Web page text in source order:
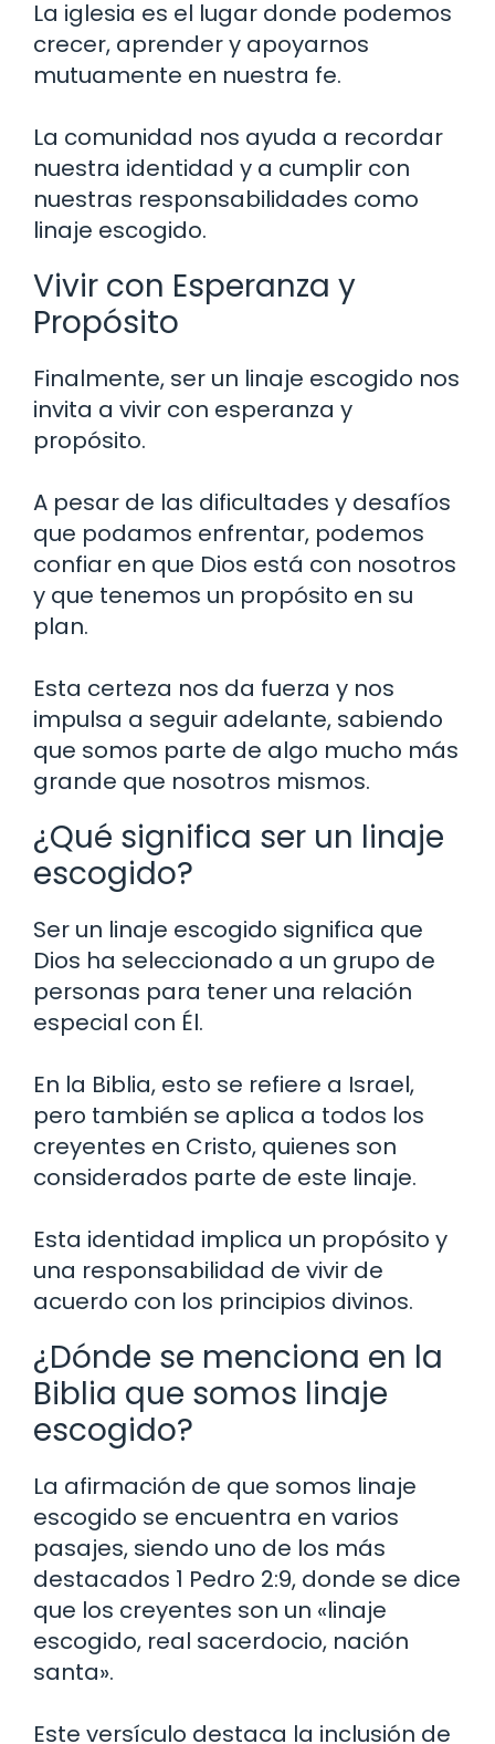
La iglesia es el lugar donde podemos
crecer, aprender y apoyarnos
mutuamente en nuestra fe.
La comunidad nos ayuda a recordar
nuestra identidad y a cumplir con
nuestras responsabilidades como
linaje escogido.
Vivir con Esperanza y
Propósito
Finalmente, ser un linaje escogido nos
invita a vivir con esperanza y
propósito.
A pesar de las dificultades y desafíos
que podamos enfrentar, podemos
confiar en que Dios está con nosotros
y que tenemos un propósito en su
plan.
Esta certeza nos da fuerza y nos
impulsa a seguir adelante, sabiendo
que somos parte de algo mucho más
grande que nosotros mismos.
¿Qué significa ser un linaje
escogido?
Ser un linaje escogido significa que
Dios ha seleccionado a un grupo de
personas para tener una relación
especial con Él.
En la Biblia, esto se refiere a Israel,
pero también se aplica a todos los
creyentes en Cristo, quienes son
considerados parte de este linaje.
Esta identidad implica un propósito y
una responsabilidad de vivir de
acuerdo con los principios divinos.
¿Dónde se menciona en la
Biblia que somos linaje
escogido?
La afirmación de que somos linaje
escogido se encuentra en varios
pasajes, siendo uno de los más
destacados 1 Pedro 2:9, donde se dice
que los creyentes son un «linaje
escogido, real sacerdocio, nación
santa».
Este versículo destaca la inclusión de